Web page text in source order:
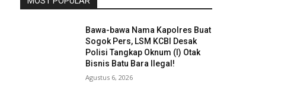
Bawa-bawa Nama Kapolres Buat
Sogok Pers, LSM KCBI Desak
Polisi Tangkap Oknum (I) Otak
Bisnis Batu Bara Ilegal!
Agustus 6, 2026